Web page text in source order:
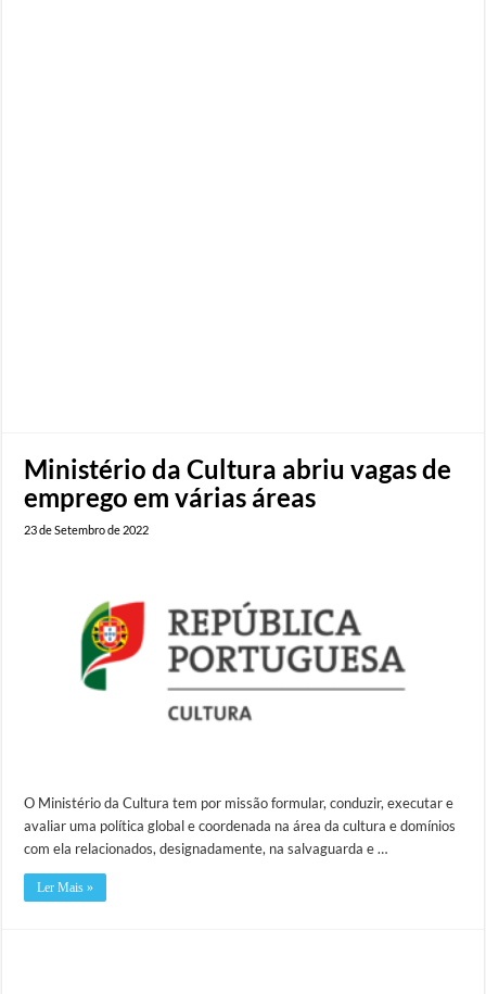
Ministério da Cultura abriu vagas de
emprego em várias áreas
23 de Setembro de 2022
O Ministério da Cultura tem por missão formular, conduzir, executar e
avaliar uma política global e coordenada na área da cultura e domínios
com ela relacionados, designadamente, na salvaguarda e …
Ler Mais »